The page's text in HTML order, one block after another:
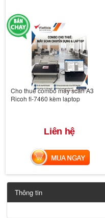
Cho thuê combo máy scan A3
Ricoh fi-7460 kèm laptop
Liên hệ
MUA NGAY
Thông tin